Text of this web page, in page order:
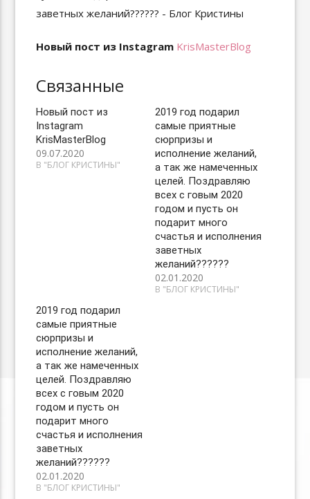
Новый пост из Instagram KrisMasterBlog
Связанные
Новый пост из
Instagram
KrisMasterBlog
09.07.2020
В "БЛОГ КРИСТИНЫ"
2019 год подарил
самые приятные
сюрпризы и
исполнение желаний,
а так же намеченных
целей. Поздравляю
всех с говым 2020
годом и пусть он
подарит много
счастья и исполнения
заветных
желаний??????
02.01.2020
В "БЛОГ КРИСТИНЫ"
2019 год подарил
самые приятные
сюрпризы и
исполнение желаний,
а так же намеченных
целей. Поздравляю
всех с говым 2020
годом и пусть он
подарит много
счастья и исполнения
заветных
желаний??????
02.01.2020
В "БЛОГ КРИСТИНЫ"